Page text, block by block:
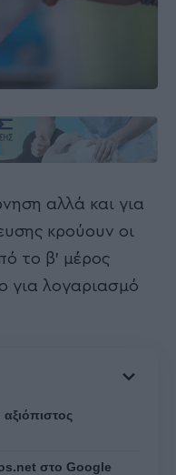
αλλά και για
κρούουν οι
το β’ μέρος
για λογαριασμό
στο Google